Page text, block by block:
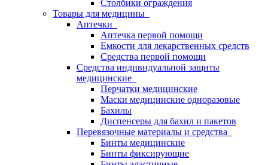
Столбики ограждения
Товары для медицины
Аптечки
Аптечка первой помощи
Емкости для лекарственных средств
Средства первой помощи
Средства индивидуальной защиты
медицинские
Перчатки медицинские
Маски медицинские одноразовые
Бахилы
Диспенсеры для бахил и пакетов
Перевязочные материалы и средства
Бинты медицинские
Бинты фиксирующие